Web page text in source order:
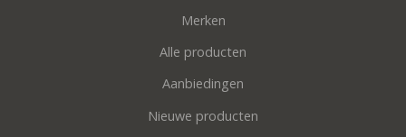
Merken
Alle producten
Aanbiedingen
Nieuwe producten